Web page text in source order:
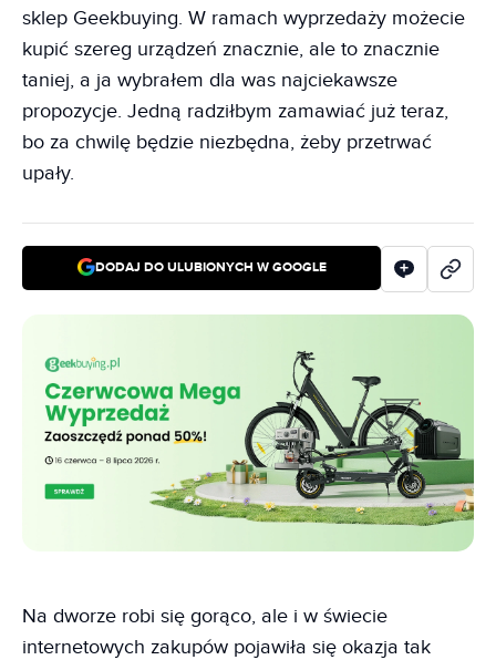
sklep Geekbuying. W ramach wyprzedaży możecie
kupić szereg urządzeń znacznie, ale to znacznie
taniej, a ja wybrałem dla was najciekawsze
propozycje. Jedną radziłbym zamawiać już teraz,
bo za chwilę będzie niezbędna, żeby przetrwać
upały.
DODAJ DO ULUBIONYCH W GOOGLE
Na dworze robi się gorąco, ale i w świecie
internetowych zakupów pojawiła się okazja tak